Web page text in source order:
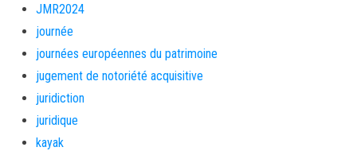
JMR2024
journée
journées européennes du patrimoine
jugement de notoriété acquisitive
juridiction
juridique
kayak